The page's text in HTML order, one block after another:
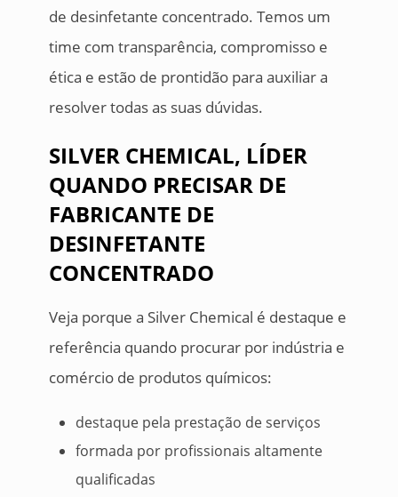
de desinfetante concentrado. Temos um
time com transparência, compromisso e
ética e estão de prontidão para auxiliar a
resolver todas as suas dúvidas.
SILVER CHEMICAL, LÍDER
QUANDO PRECISAR DE
FABRICANTE DE
DESINFETANTE
CONCENTRADO
Veja porque a Silver Chemical é destaque e
referência quando procurar por indústria e
comércio de produtos químicos:
destaque pela prestação de serviços
formada por profissionais altamente
qualificadas